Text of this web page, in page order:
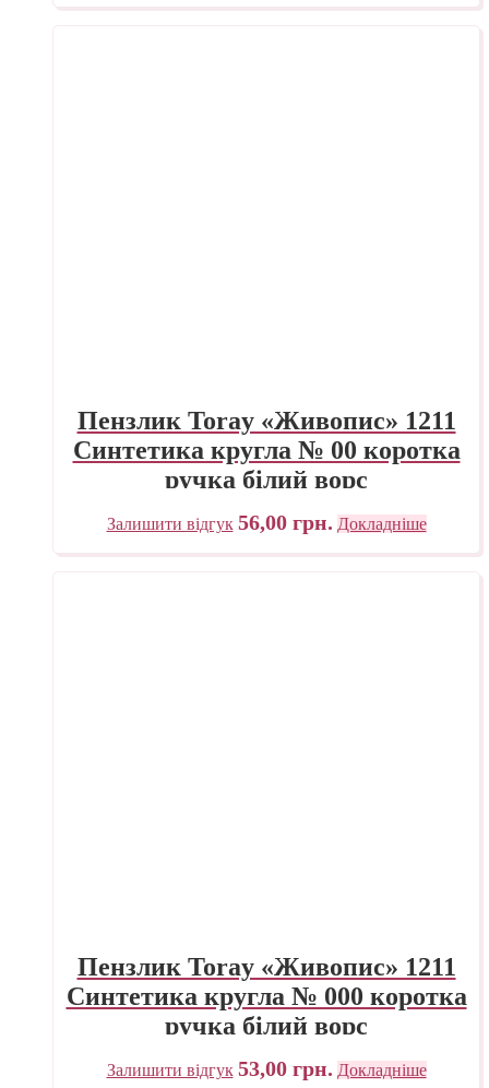
Пензлик Toray «Живопис» 1211
Синтетика кругла № 00 коротка
ручка білий ворс
Залишити відгук 56,00 грн. Докладніше
Пензлик Toray «Живопис» 1211
Синтетика кругла № 000 коротка
ручка білий ворс
Залишити відгук 53,00 грн. Докладніше